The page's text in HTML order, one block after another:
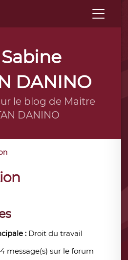
DANINO
le blog de Maitre
DANINO
: Droit du travail
message(s) sur le forum